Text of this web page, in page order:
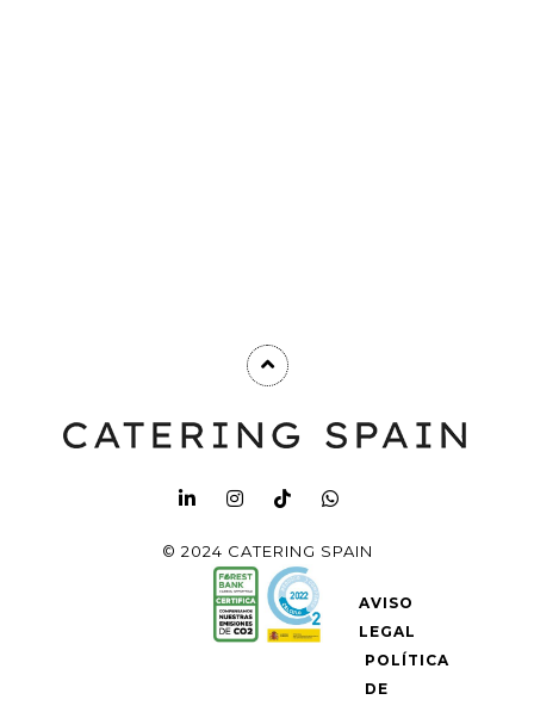
© 2024 CATERING SPAIN
AVISO
LEGAL
POLÍTICA
DE